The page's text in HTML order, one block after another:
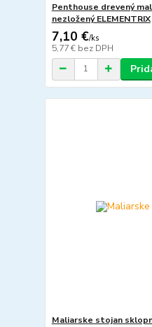
Penthouse drevený
nezložený ELEMENTRIX
7,10 €/ks
5,77 € bez DPH
Maliarske stojan